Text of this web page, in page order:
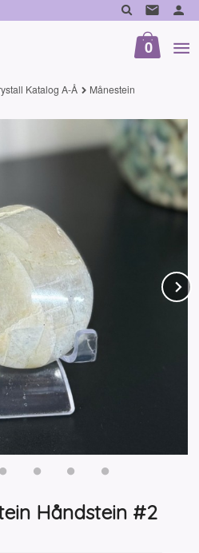
0
Katalog A-Å Månestein
Håndstein #2